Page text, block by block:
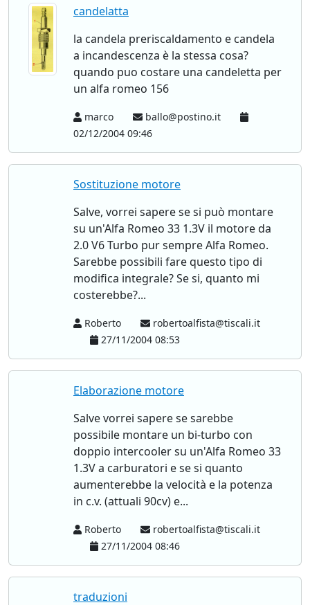
candelatta
la candela preriscaldamento e candela
a incandescenza è la stessa cosa?
quando puo costare una candeletta per
un alfa romeo 156
marco
ballo@postino.it
02/12/2004 09:46
Sostituzione motore
Salve, vorrei sapere se si può montare
su un'Alfa Romeo 33 1.3V il motore da
2.0 V6 Turbo pur sempre Alfa Romeo.
Sarebbe possibili fare questo tipo di
modifica integrale? Se si, quanto mi
costerebbe?...
Roberto
robertoalfista@tiscali.it
27/11/2004 08:53
Elaborazione motore
Salve vorrei sapere se sarebbe
possibile montare un bi-turbo con
doppio intercooler su un'Alfa Romeo 33
1.3V a carburatori e se si quanto
aumenterebbe la velocità e la potenza
in c.v. (attuali 90cv) e...
Roberto
robertoalfista@tiscali.it
27/11/2004 08:46
traduzioni